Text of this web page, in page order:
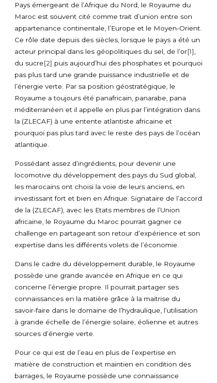
Pays émergeant de l’Afrique du Nord, le Royaume du
Maroc est souvent cité comme trait d’union entre son
appartenance continentale, l’Europe et le Moyen-Orient.
Ce rôle date depuis des siècles, lorsque le pays a été un
acteur principal dans les géopolitiques du sel, de l’or[1]
du sucre[2] puis aujourd’hui des phosphates et pourquoi
pas plus tard une grande puissance industrielle et de
l’énergie verte. Par sa position géostratégique, le
Royaume a toujours été panafricain, panarabe, pana
méditerranéen et il appelle en plus par l’intégration dans
la (ZLECAF) à une entente atlantiste africaine et
pourquoi pas plus tard avec le reste des pays de l’océan
atlantique.
Possédant assez d’ingrédients, pour devenir une
locomotive du développement des pays du Sud global,
les marocains ont choisi la voie de leurs anciens, en
investissant fort et bien en Afrique. Signataire de l’accord
de la (ZLECAF), avec les Etats membres de l’Union
africaine, le Royaume du Maroc pourrait gagner ce
challenge en partageant son retour d’expérience et son
expertise dans les différents volets de l’économie.
Dans le cadre du développement durable, le Royaume
possède une grande avancée en Afrique en ce qui
concerne l’énergie propre. Il pourrait partager ses
connaissances en la matière grâce à la maitrise du
savoir-faire dans le domaine de l’hydraulique, l’utilisation
à grande échelle de l’énergie solaire, éolienne et autres
sources d’énergie verte.
Pour ce qui est de l’eau en plus de l’expertise en
matière de construction et maintien en condition des
barrages, le Royaume possède une connaissance